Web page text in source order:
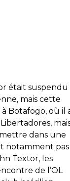
était suspendu
mais cette
Botafogo, où il
dans une
notamment pas
Textor, les
de l’OL